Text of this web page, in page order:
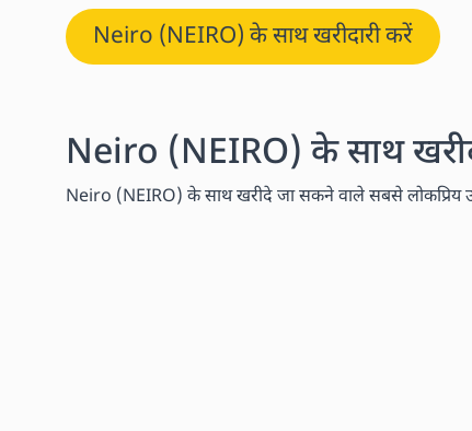
Neiro (NEIRO) के साथ खरीदारी करें
Neiro (NEIRO) के साथ
Neiro (NEIRO) के साथ खरीदे जा सकने वाले सबसे लोकप्रिय